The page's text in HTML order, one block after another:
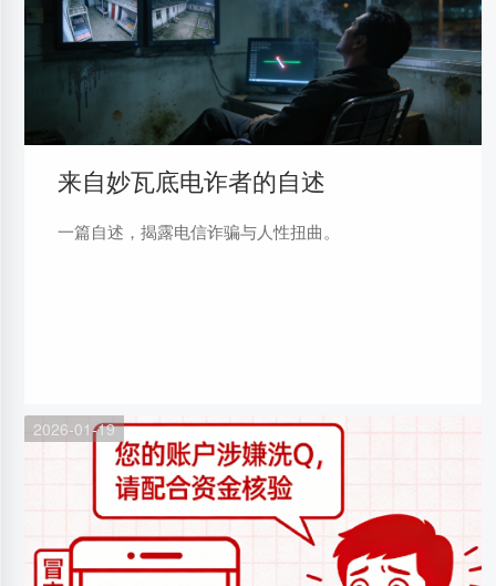
来自妙瓦底电诈者的自述
一篇自述，揭露电信诈骗与人性扭曲。
2026-01-19